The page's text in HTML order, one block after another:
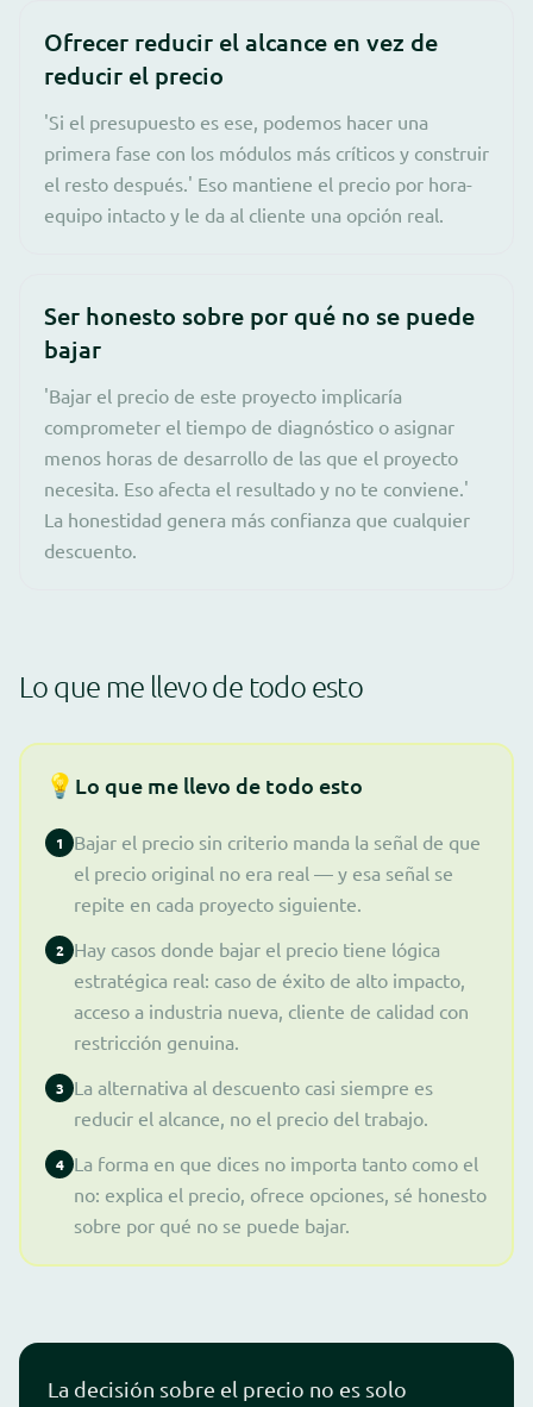
Ofrecer reducir el alcance en vez de
reducir el precio
'Si el presupuesto es ese, podemos hacer una
primera fase con los módulos más críticos y construir
el resto después.' Eso mantiene el precio por hora-
equipo intacto y le da al cliente una opción real.
Ser honesto sobre por qué no se puede
bajar
'Bajar el precio de este proyecto implicaría
comprometer el tiempo de diagnóstico o asignar
menos horas de desarrollo de las que el proyecto
necesita. Eso afecta el resultado y no te conviene.'
La honestidad genera más confianza que cualquier
descuento.
Lo que me llevo de todo esto
💡 Lo que me llevo de todo esto
1
Bajar el precio sin criterio manda la señal de que
el precio original no era real — y esa señal se
repite en cada proyecto siguiente.
2 Hay casos donde bajar el precio tiene lógica
estratégica real: caso de éxito de alto impacto,
acceso a industria nueva, cliente de calidad con
restricción genuina.
3
La alternativa al descuento casi siempre es
reducir el alcance, no el precio del trabajo.
4 La forma en que dices no importa tanto como el
no: explica el precio, ofrece opciones, sé honesto
sobre por qué no se puede bajar.
La decisión sobre el precio no es solo